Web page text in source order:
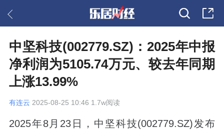
中坚科技(002779.SZ)：2025年中报
净利润为5105.74万元、较去年同期
上涨13.99%
有连云 2025-08-25 10:46 1.7w阅读
2025年8月23日，中坚科技(002779.SZ)发布